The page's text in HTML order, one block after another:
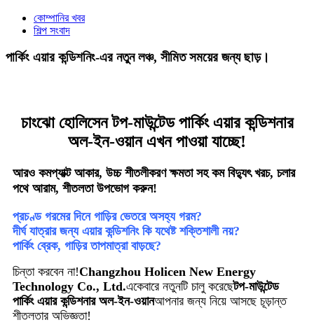
কোম্পানির খবর
শিল্প সংবাদ
পার্কিং এয়ার কন্ডিশনিং-এর নতুন লঞ্চ, সীমিত সময়ের জন্য ছাড়।
চাংঝো হোলিসেন টপ-মাউন্টেড পার্কিং এয়ার কন্ডিশনার
অল-ইন-ওয়ান এখন পাওয়া যাচ্ছে!
আরও কমপ্যাক্ট আকার, উচ্চ শীতলীকরণ ক্ষমতা সহ কম বিদ্যুৎ খরচ, চলার
পথে আরাম, শীতলতা উপভোগ করুন!
প্রচণ্ড গরমের দিনে গাড়ির ভেতরে অসহ্য গরম?
দীর্ঘ যাত্রার জন্য এয়ার কন্ডিশনিং কি যথেষ্ট শক্তিশালী নয়?
পার্কিং ব্রেক, গাড়ির তাপমাত্রা বাড়ছে?
চিন্তা করবেন না!Changzhou Holicen New Energy
Technology Co., Ltd.একেবারে নতুনটি চালু করেছেটপ-মাউন্টেড
পার্কিং এয়ার কন্ডিশনার অল-ইন-ওয়ানআপনার জন্য নিয়ে আসছে চূড়ান্ত
শীতলতার অভিজ্ঞতা!